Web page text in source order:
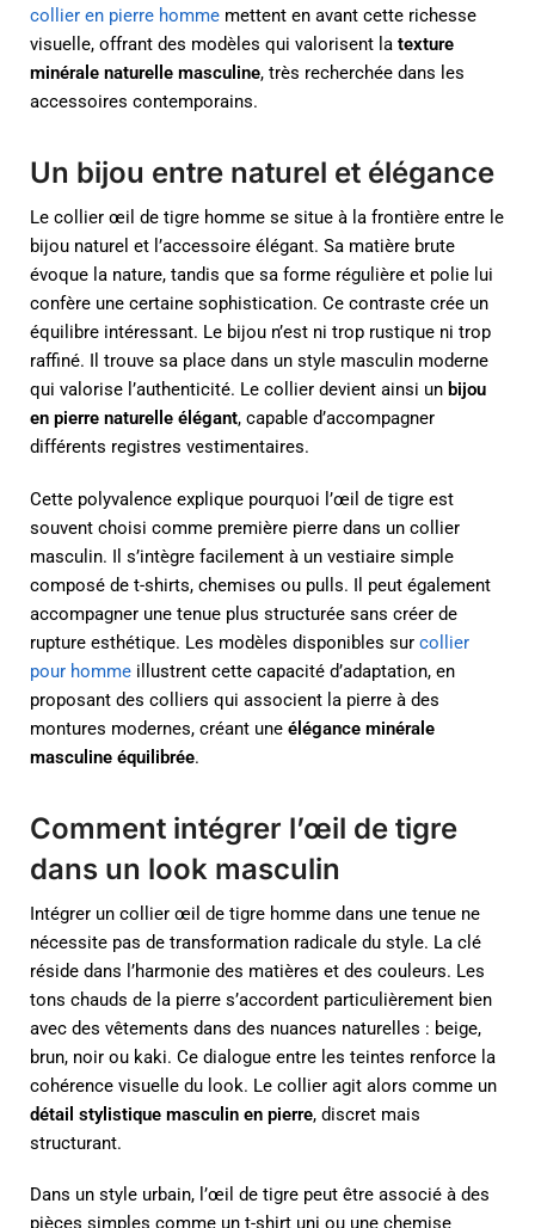
collier en pierre homme mettent en avant cette richesse
visuelle, offrant des modèles qui valorisent la texture
minérale naturelle masculine, très recherchée dans les
accessoires contemporains.
Un bijou entre naturel et élégance
Le collier œil de tigre homme se situe à la frontière entre le
bijou naturel et l’accessoire élégant. Sa matière brute
évoque la nature, tandis que sa forme régulière et polie lui
confère une certaine sophistication. Ce contraste crée un
équilibre intéressant. Le bijou n’est ni trop rustique ni trop
raffiné. Il trouve sa place dans un style masculin moderne
qui valorise l’authenticité. Le collier devient ainsi un bijou
en pierre naturelle élégant, capable d’accompagner
différents registres vestimentaires.
Cette polyvalence explique pourquoi l’œil de tigre est
souvent choisi comme première pierre dans un collier
masculin. Il s’intègre facilement à un vestiaire simple
composé de t-shirts, chemises ou pulls. Il peut également
accompagner une tenue plus structurée sans créer de
rupture esthétique. Les modèles disponibles sur collier
pour homme illustrent cette capacité d’adaptation, en
proposant des colliers qui associent la pierre à des
montures modernes, créant une élégance minérale
masculine équilibrée.
Comment intégrer l’œil de tigre
dans un look masculin
Intégrer un collier œil de tigre homme dans une tenue ne
nécessite pas de transformation radicale du style. La clé
réside dans l’harmonie des matières et des couleurs. Les
tons chauds de la pierre s’accordent particulièrement bien
avec des vêtements dans des nuances naturelles : beige,
brun, noir ou kaki. Ce dialogue entre les teintes renforce la
cohérence visuelle du look. Le collier agit alors comme un
détail stylistique masculin en pierre, discret mais
structurant.
Dans un style urbain, l’œil de tigre peut être associé à des
pièces simples comme un t-shirt uni ou une chemise